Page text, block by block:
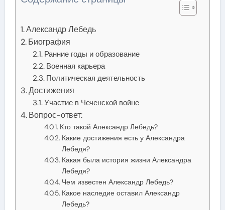
Александр Лебедь
Биография
Ранние годы и образование
Военная карьера
Политическая деятельность
Достижения
Участие в Чеченской войне
Вопрос-ответ:
Кто такой Александр Лебедь?
Какие достижения есть у Александра
Лебедя?
Какая была история жизни Александра
Лебедя?
Чем известен Александр Лебедь?
Какое наследие оставил Александр
Лебедь?